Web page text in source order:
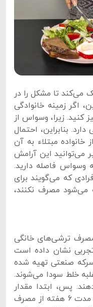
می‌کند تا مشکل را در
اگر زمینه خانوادگی
کنید. زیرا، وسواس از
بنابراین، احتمال
خانواده‌ مبتلاء به آن
می‌توانید این آرامش
وسواس فاصله دارید.
که می‌گویند برای
مصرف نکنند،
مصرف ترشی‌های خانگی
نشان داده است
صنعتی تهیه شده
خلط سودا می‌شوند.
پس، ابتدا مقدار
آن را کم کنید تا جایی که برای یک مدت 6 هفته از مصرف